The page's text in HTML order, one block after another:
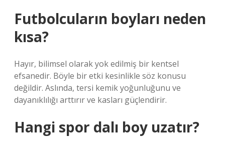
Futbolcuların boyları neden
kısa?
Hayır, bilimsel olarak yok edilmiş bir kentsel
efsanedir. Böyle bir etki kesinlikle söz konusu
değildir. Aslında, tersi kemik yoğunluğunu ve
dayanıklılığı arttırır ve kasları güçlendirir.
Hangi spor dalı boy uzatır?